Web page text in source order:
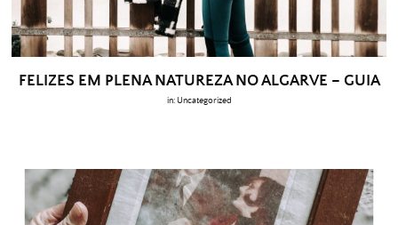
FELIZES EM PLENA NATUREZA NO ALGARVE – GUIA
in: Uncategorized